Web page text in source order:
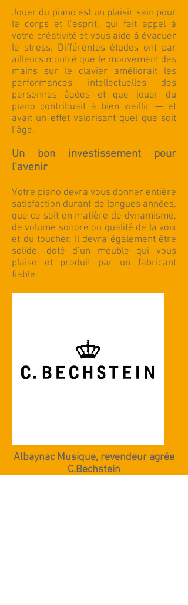
Jouer du piano est un plaisir sain pour
le corps et l’esprit, qui fait appel à
votre créativité et vous aide à évacuer
le stress. Différentes études ont par
ailleurs montré que le mouvement des
mains sur le clavier améliorait les
performances intellectuelles des
personnes âgées et que jouer du
piano contribuait à bien vieillir — et
avait un effet valorisant quel que soit
l’âge.
Un bon investissement pour
l’avenir
Votre piano devra vous donner entière
satisfaction durant de longues années,
que ce soit en matière de dynamisme,
de volume sonore ou qualité de la voix
et du toucher. Il devra également être
solide, doté d’un meuble qui vous
plaise et produit par un fabricant
fiable.
Albaynac Musique, revendeur agrée
C.Bechstein